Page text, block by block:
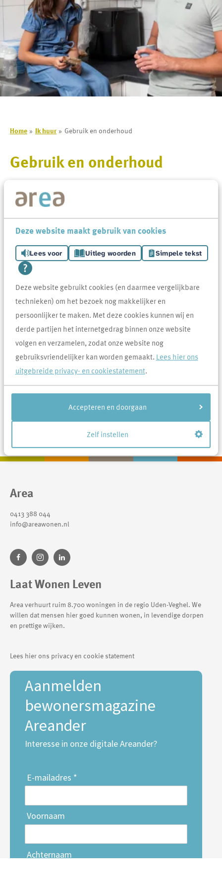
Deze website maakt gebruik van cookies
Lees voor Uitleg woorden Simpele tekst
Deze website gebruikt cookies (en daarmee vergelijkbare
technieken) om het bezoek nog makkelijker en
persoonlijker te maken. Met deze cookies kunnen wij en
derde partijen het internetgedrag binnen onze website
volgen en verzamelen, zodat onze website nog
gebruiksvriendelijker kan worden gemaakt. Lees hier ons
uitgebreide privacy- en cookiestatement.
Accepteren en doorgaan
Zelf instellen
Home Ik huur Gebruik en onderhoud
Gebruik en onderhoud
Veel gevraagd over Gebruik en onderhoud
Ik heb een vraag over de omvormer van de
zonnepanelen.
Zijn mijn zonnepanelen brandveilig, moet ik deze
zelf verzekeren?
Ik wil graag een Nederlandstalige
gebruiksaanwijzing van de omvormer van mijn
zonnepanelen. Wat moet ik doen?
zonnepanelen zit?
Er zit een vogelnest onder mijn zonnepanelen, wat
kan ik doen?
Contactinformatie
Area
0413 388 044
info@areawonen.nl
Laat Wonen Leven
Area verhuurt ruim 8.700 woningen in de regio Uden-Veghel. We
willen dat mensen hier goed kunnen wonen, in levendige dorpen
en prettige wijken.
Lees hier ons privacy en cookie statement
Aanmelden
bewonersmagazine
Areander
Interesse in onze digitale Areander?
E-mailadres *
Voornaam
Achternaam